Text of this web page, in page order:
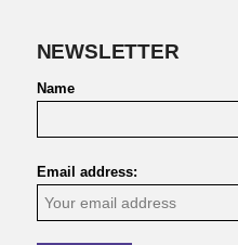
NEWSLETTER
Name
Email address: